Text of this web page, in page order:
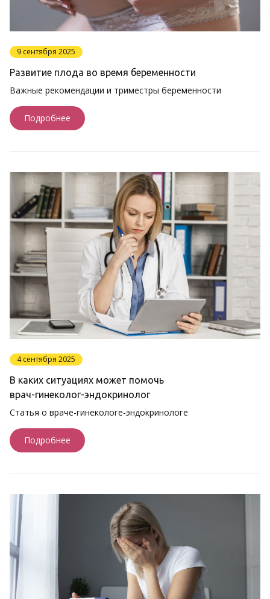
9 сентября 2025
Развитие плода во время беременности
Важные рекомендации и триместры беременности
Подробнее
4 сентября 2025
В каких ситуациях может помочь
врач-гинеколог-эндокринолог
Статья о враче-гинекологе-эндокринологе
Подробнее